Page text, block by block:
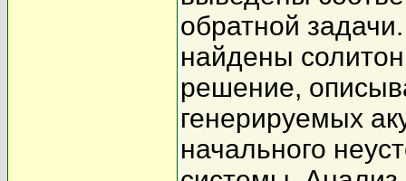
обратной
найдены
решение,
генерируемых
начального